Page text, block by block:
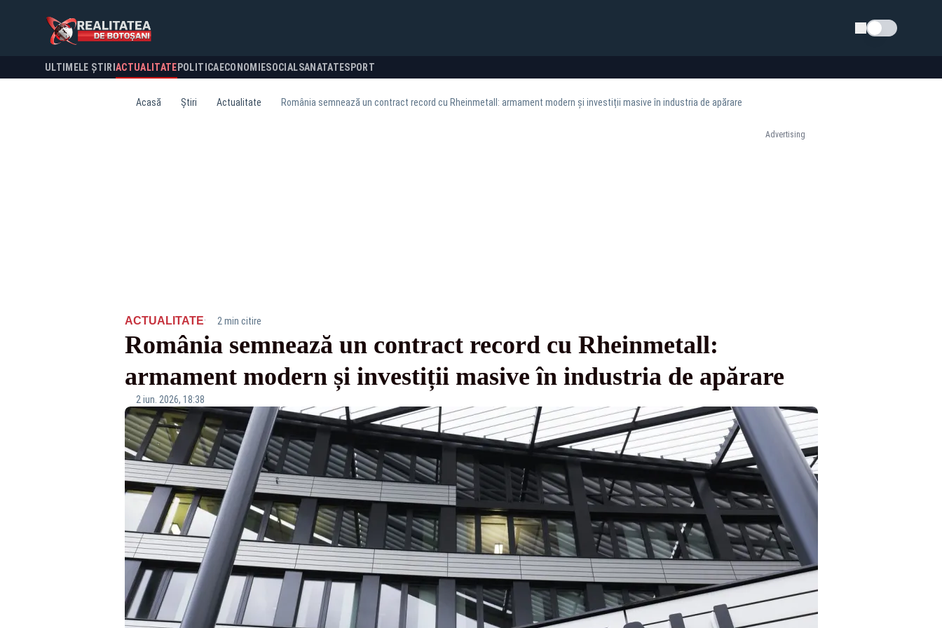
Schimba tema
ULTIMELE ȘTIRI ACTUALITATE POLITICA ECONOMIESOCIALSANATATESPORT
Acasă Știri Actualitate România semnează un contract record cu Rheinmetall: armament modern și investiții masive în industria de apărare
Advertising
ACTUALITATE· 2 min citire
România semnează un contract record cu Rheinmetall:
armament modern și investiții masive în industria de apărare
2 iun. 2026, 18:38